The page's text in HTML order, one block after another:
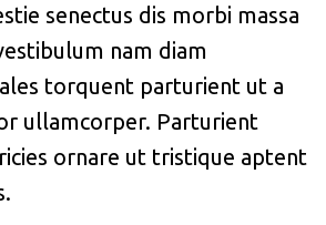
senectus dis morbi massa
nam diam
torquent parturient ut a
ullamcorper. Parturient
ornare ut tristique aptent